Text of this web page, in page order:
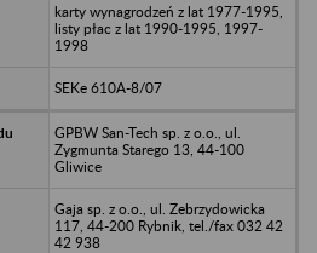
karty wynagrodzeń z lat 1977-1995,
listy płac z lat 1990-1995, 1997-
1998
SEKe 610A-8/07
GPBW San-Tech sp. z o.o., ul.
Zygmunta Starego 13, 44-100
Gliwice
Gaja sp. z o.o., ul. Zebrzydowicka
117, 44-200 Rybnik, tel./fax 032 42
42 938